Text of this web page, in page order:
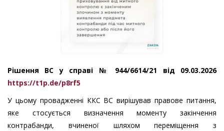
Рішення ВС у справі № 944/6614/21 від 09.03.2026
https://t1p.de/p8rf5
У цьому провадженні ККС ВС вирішував правове питання,
яке стосується визначення моменту закінчення
контрабанди, вчиненої шляхом переміщення з